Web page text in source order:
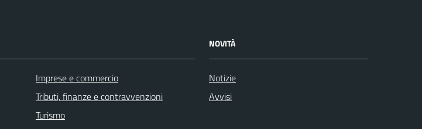
Imprese e commercio
Tributi, finanze e contravvenzioni
Turismo
NOVITÀ
Notizie
Avvisi